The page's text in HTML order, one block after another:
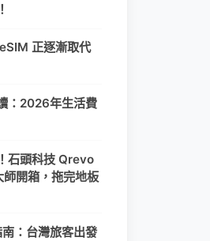
正逐漸取代
：2026年生活費
石頭科技 Qrevo
開箱，拖完地板
：台灣旅客出發